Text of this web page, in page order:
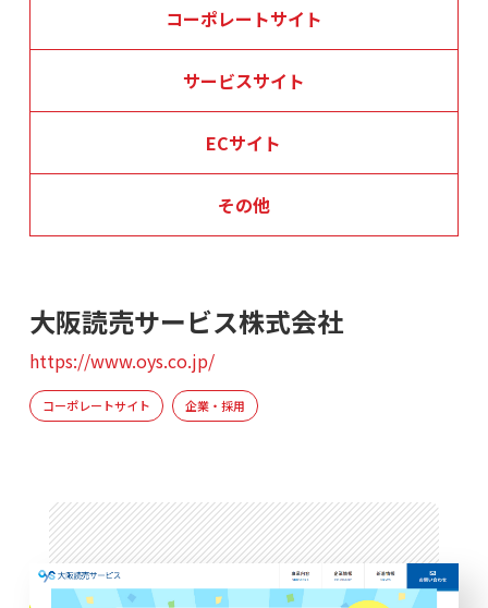
コーポレートサイト
サービスサイト
ECサイト
その他
大阪読売サービス株式会社
https://www.oys.co.jp/
コーポレートサイト 企業・採用